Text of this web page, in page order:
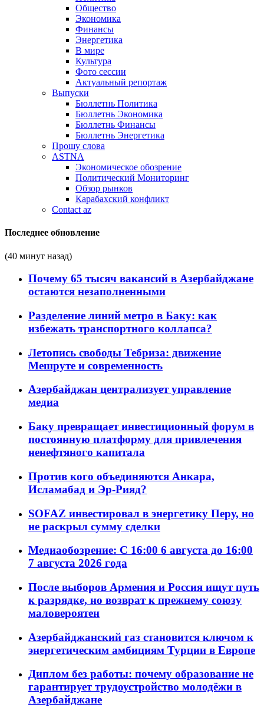
Общество
Экономика
Финансы
Энергетика
В мире
Культура
Фото сессии
Актуальный репортаж
Выпуски
Бюллетнь Политика
Бюллетнь Экономика
Бюллетнь Финансы
Бюллетнь Энергетика
Прошу слова
ASTNA
Экономическое обозрение
Политический Мониторинг
Обзор рынков
Карабахский конфликт
Contact az
Последнее обновление
(40 минут назад)
Почему 65 тысяч вакансий в Азербайджане
остаются незаполненными
Разделение линий метро в Баку: как
избежать транспортного коллапса?
Летопись свободы Тебриза: движение
Мешруте и современность
Азербайджан централизует управление
медиа
Баку превращает инвестиционный форум в
постоянную платформу для привлечения
ненефтяного капитала
Против кого объединяются Анкара,
Исламабад и Эр-Рияд?
SOFAZ инвестировал в энергетику Перу, но
не раскрыл сумму сделки
Медиаобозрение: С 16:00 6 августа до 16:00
7 августа 2026 года
После выборов Армения и Россия ищут путь
к разрядке, но возврат к прежнему союзу
маловероятен
Азербайджанский газ становится ключом к
энергетическим амбициям Турции в Европе
Диплом без работы: почему образование не
гарантирует трудоустройство молодёжи в
Азербайджане